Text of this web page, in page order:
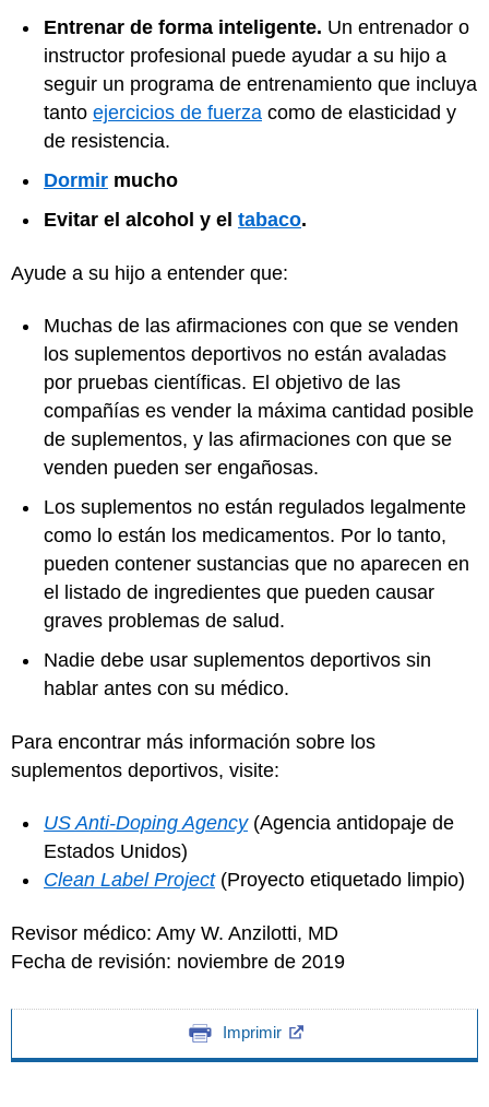
Entrenar de forma inteligente. Un entrenador o
instructor profesional puede ayudar a su hijo a
seguir un programa de entrenamiento que incluya
tanto ejercicios de fuerza como de elasticidad y
de resistencia.
Dormir mucho
Evitar el alcohol y el tabaco.
Ayude a su hijo a entender que:
Muchas de las afirmaciones con que se venden
los suplementos deportivos no están avaladas
por pruebas científicas. El objetivo de las
compañías es vender la máxima cantidad posible
de suplementos, y las afirmaciones con que se
venden pueden ser engañosas.
Los suplementos no están regulados legalmente
como lo están los medicamentos. Por lo tanto,
pueden contener sustancias que no aparecen en
el listado de ingredientes que pueden causar
graves problemas de salud.
Nadie debe usar suplementos deportivos sin
hablar antes con su médico.
Para encontrar más información sobre los
suplementos deportivos, visite:
US Anti-Doping Agency(Agencia antidopaje de
Estados Unidos)
Clean Label Project(Proyecto etiquetado limpio)
Revisor médico: Amy W. Anzilotti, MD
Fecha de revisión: noviembre de 2019
Imprimir